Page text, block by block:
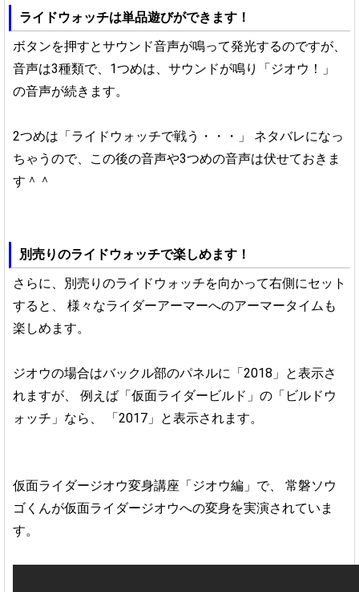
ライドウォッチは単品遊びができます！
ボタンを押すとサウンド音声が鳴って発光するのですが、
音声は3種類で、1つめは、サウンドが鳴り「ジオウ！」
の音声が続きます。
2つめは「ライドウォッチで戦う・・・」
ネタバレになっ
ちゃうので、この後の音声や3つめの音声は伏せておきま
す＾＾
別売りのライドウォッチで楽しめます！
さらに、別売りのライドウォッチを向かって右側にセット
すると、
様々なライダーアーマーへのアーマータイムも
楽しめます。
ジオウの場合はバックル部のパネルに「2018」と表示さ
れますが、
例えば「仮面ライダービルド」の「ビルドウ
ォッチ」なら、
「2017」と表示されます。
仮面ライダージオウ変身講座「ジオウ編」で、
常磐ソウ
ゴくんが仮面ライダージオウへの変身を実演されていま
す。